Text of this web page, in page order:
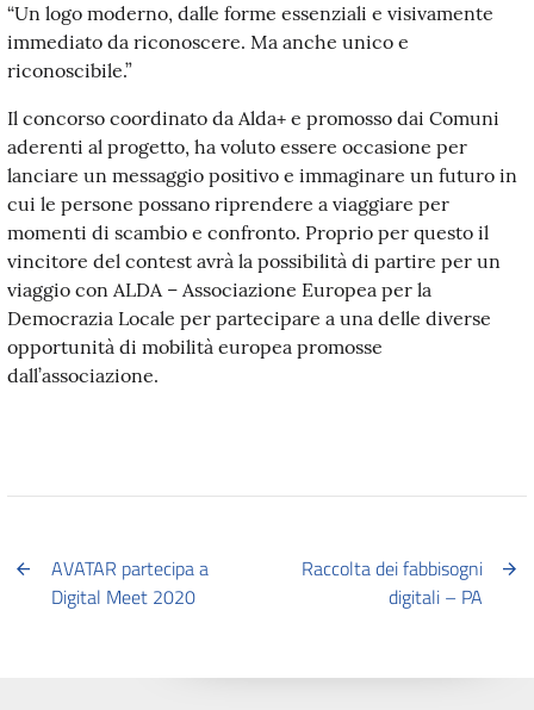
“Un logo moderno, dalle forme essenziali e visivamente
immediato da riconoscere. Ma anche unico e
riconoscibile.”
Il concorso coordinato da Alda+ e promosso dai Comuni
aderenti al progetto, ha voluto essere occasione per
lanciare un messaggio positivo e immaginare un futuro in
cui le persone possano riprendere a viaggiare per
momenti di scambio e confronto. Proprio per questo il
vincitore del contest avrà la possibilità di partire per un
viaggio con ALDA – Associazione Europea per la
Democrazia Locale per partecipare a una delle diverse
opportunità di mobilità europea promosse
dall’associazione.
AVATAR partecipa a
Digital Meet 2020
Raccolta dei fabbisogni
digitali – PA